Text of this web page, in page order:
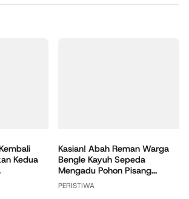
Kedua
Kasian! Abah Reman Warga
Bengle Kayuh Sepeda
Mengadu Pohon Pisang...
PERISTIWA